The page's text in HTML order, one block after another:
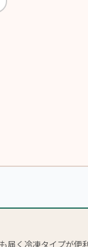
届く冷凍タイプが便